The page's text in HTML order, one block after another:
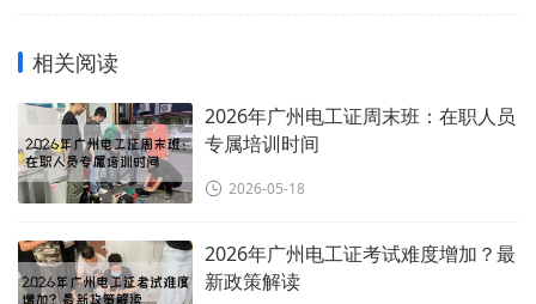
相关阅读
2026年广州电工证周末班：在职人员
专属培训时间
2026-05-18
2026年广州电工证考试难度增加？最
新政策解读